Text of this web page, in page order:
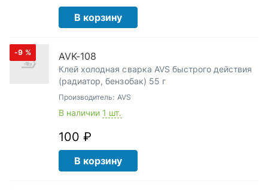
В корзину
-9 % AVK-108
Клей холодная сварка AVS быстрого действия
(радиатор, бензобак) 55 г
Производитель: AVS
В наличии 1 шт.
100 ₽
В корзину